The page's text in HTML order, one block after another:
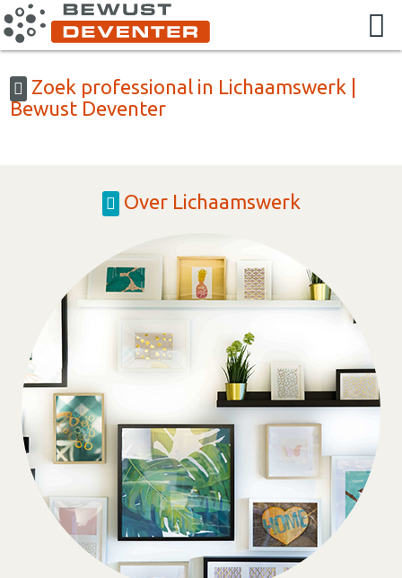
Zoek professional in Lichaamswerk |
Bewust Deventer
Over Lichaamswerk